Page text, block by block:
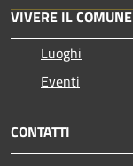
VIVERE IL COMUNE
Luoghi
Eventi
CONTATTI